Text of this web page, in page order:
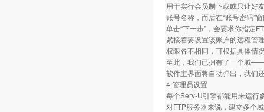
用于实行会员制下载或只让好
账号名称，而后在“账号密码”
单击“下一步”，会要求你指定
紧接着要设置该账户的远程管
权限各不相同，可根据具体情
至此，我们已拥有了一个域
软件主界面将自动弹出，我们
4.管理员设置
每个Serv-U引擎都能用来运行
对FTP服务器来说，建立多个